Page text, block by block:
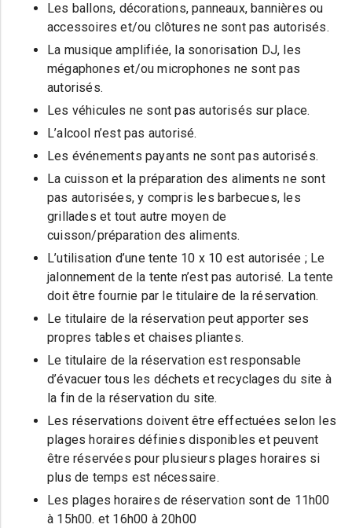
Les ballons, décorations, panneaux, bannières ou
accessoires et/ou clôtures ne sont pas autorisés.
La musique amplifiée, la sonorisation DJ, les
mégaphones et/ou microphones ne sont pas
autorisés.
Les véhicules ne sont pas autorisés sur place.
L’alcool n’est pas autorisé.
Les événements payants ne sont pas autorisés.
La cuisson et la préparation des aliments ne sont
pas autorisées, y compris les barbecues, les
grillades et tout autre moyen de
cuisson/préparation des aliments.
L’utilisation d’une tente 10 x 10 est autorisée ; Le
jalonnement de la tente n’est pas autorisé. La tente
doit être fournie par le titulaire de la réservation.
Le titulaire de la réservation peut apporter ses
propres tables et chaises pliantes.
Le titulaire de la réservation est responsable
d’évacuer tous les déchets et recyclages du site à
la fin de la réservation du site.
Les réservations doivent être effectuées selon les
plages horaires définies disponibles et peuvent
être réservées pour plusieurs plages horaires si
plus de temps est nécessaire.
Les plages horaires de réservation sont de 11h00
à 15h00. et 16h00 à 20h00